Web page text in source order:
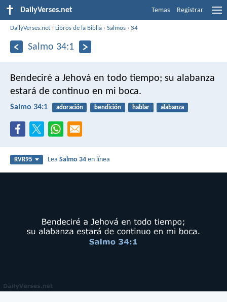
DailyVerses.net Temas Registrar
DailyVerses.net ›Libros de la Biblia ›Salmos ›34
Salmo 34:1
Bendeciré a Jehová en todo tiempo; su alabanza
estará de continuo en mi boca.
Salmo 34:1 adoración bendición hablar alabanza
RVR95 LeaSalmo 34 en línea